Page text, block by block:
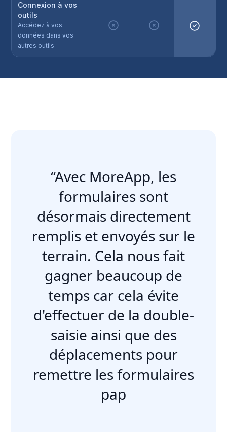
Connexion à vos
outils
Accédez à vos
données dans vos
autres outils
“Avec MoreApp, les
formulaires sont
désormais directement
remplis et envoyés sur le
terrain. Cela nous fait
gagner beaucoup de
temps car cela évite
d'effectuer de la double-
saisie ainsi que des
déplacements pour
remettre les formulaires
pap